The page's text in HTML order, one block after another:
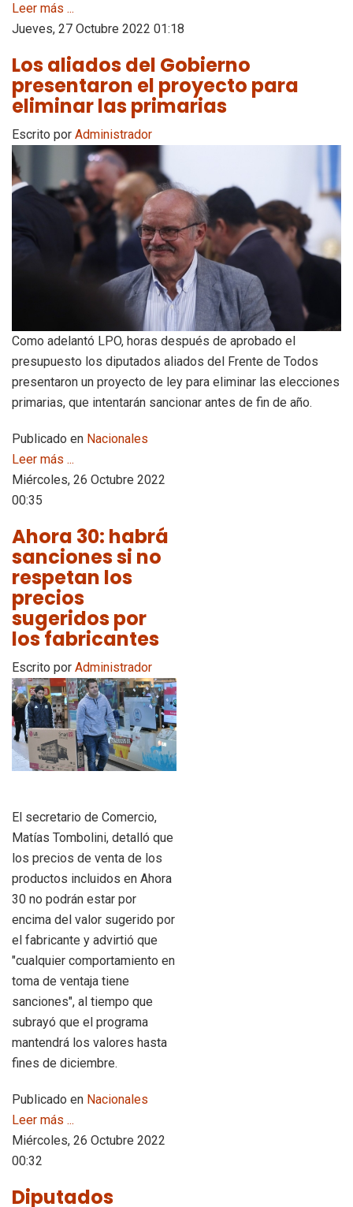
Leer más ...
Jueves, 27 Octubre 2022 01:18
Los aliados del Gobierno
presentaron el proyecto para
eliminar las primarias
Escrito por Administrador
Como adelantó LPO, horas después de aprobado el
presupuesto los diputados aliados del Frente de Todos
presentaron un proyecto de ley para eliminar las elecciones
primarias, que intentarán sancionar antes de fin de año.
Publicado en Nacionales
Leer más ...
Miércoles, 26 Octubre 2022
00:35
Ahora 30: habrá
sanciones si no
respetan los
precios
sugeridos por
los fabricantes
Escrito por Administrador
El secretario de Comercio,
Matías Tombolini, detalló que
los precios de venta de los
productos incluidos en Ahora
30 no podrán estar por
encima del valor sugerido por
el fabricante y advirtió que
"cualquier comportamiento en
toma de ventaja tiene
sanciones", al tiempo que
subrayó que el programa
mantendrá los valores hasta
fines de diciembre.
Publicado en Nacionales
Leer más ...
Miércoles, 26 Octubre 2022
00:32
Diputados